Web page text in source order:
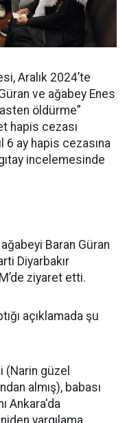
Aralık 2024’te
ve ağabey Enes
öldürme”
hapis cezası
6 ay hapis cezasına
incelemesinde
ağabeyi Baran Güran
Diyarbakır
ziyaret etti.
açıklamada şu
(Narin güzel
almış), babası
Ankara'da